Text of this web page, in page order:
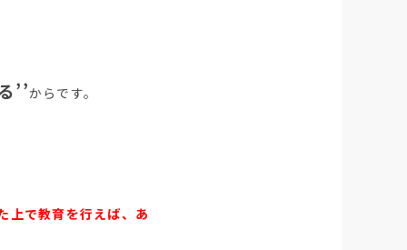
’’からです。
上で教育を行えば、あ